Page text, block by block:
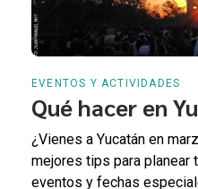
EVENTOS Y ACTIVIDADES
Qué hacer en
¿Vienes a Yucatán en
mejores tips para planear
eventos y fechas